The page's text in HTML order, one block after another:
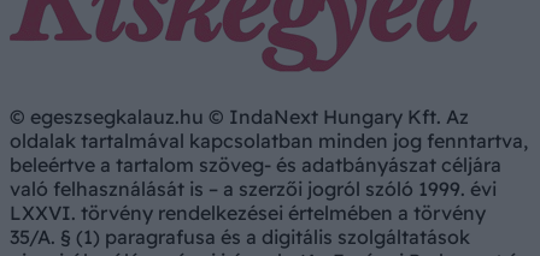
© egeszsegkalauz.hu © IndaNext Hungary Kft. Az
oldalak tartalmával kapcsolatban minden jog fenntartva,
beleértve a tartalom szöveg- és adatbányászat céljára
való felhasználását is – a szerzői jogról szóló 1999. évi
LXXVI. törvény rendelkezései értelmében a törvény
35/A. § (1) paragrafusa és a digitális szolgáltatások